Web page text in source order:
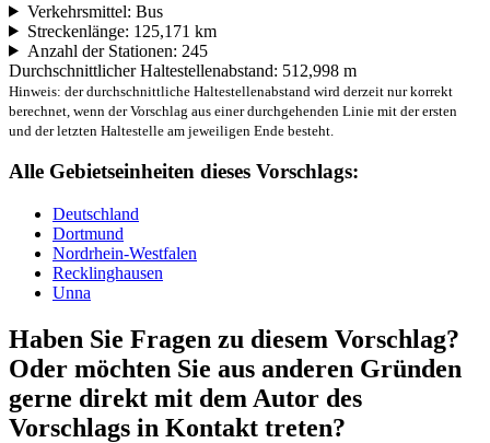
Verkehrsmittel: Bus
Streckenlänge: 125,171 km
Anzahl der Stationen: 245
Durchschnittlicher Haltestellenabstand: 512,998 m
Hinweis: der durchschnittliche Haltestellenabstand wird derzeit nur korrekt
berechnet, wenn der Vorschlag aus einer durchgehenden Linie mit der ersten
und der letzten Haltestelle am jeweiligen Ende besteht.
Alle Gebietseinheiten dieses Vorschlags:
Deutschland
Dortmund
Nordrhein-Westfalen
Recklinghausen
Unna
Haben Sie Fragen zu diesem Vorschlag?
Oder möchten Sie aus anderen Gründen
gerne direkt mit dem Autor des
Vorschlags in Kontakt treten?